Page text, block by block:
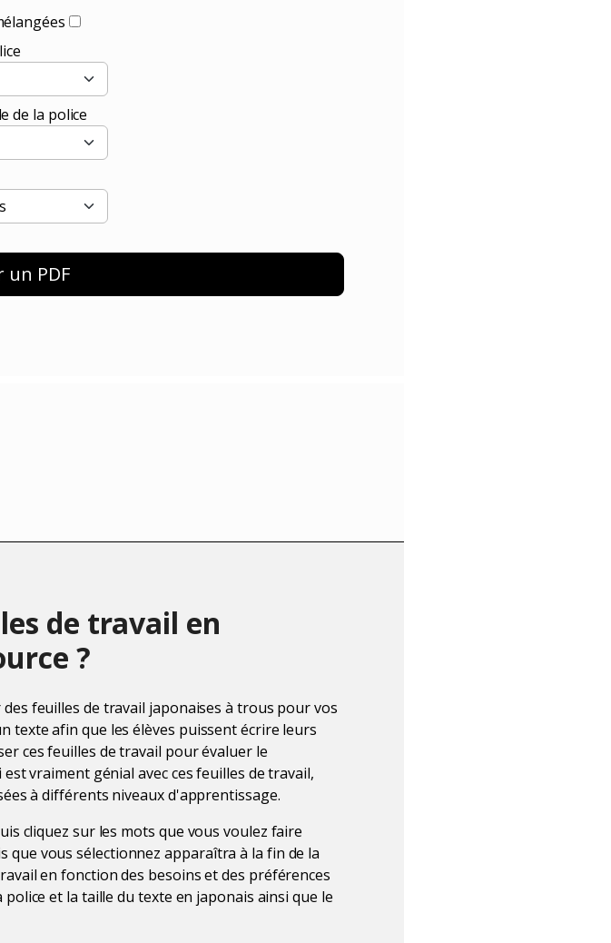
de la police
un PDF
de travail en
?
feuilles de travail japonaises à trous pour vos
texte afin que les élèves puissent écrire leurs
ces feuilles de travail pour évaluer le
vraiment génial avec ces feuilles de travail,
à différents niveaux d'apprentissage.
cliquez sur les mots que vous voulez faire
que vous sélectionnez apparaîtra à la fin de la
en fonction des besoins et des préférences
et la taille du texte en japonais ainsi que le